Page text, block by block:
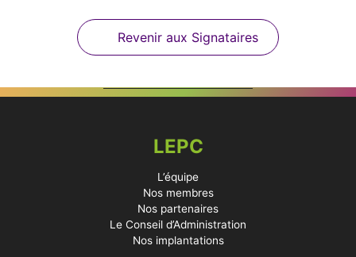
Revenir aux Signataires
LEPC
L’équipe
Nos membres
Nos partenaires
Le Conseil d’Administration
Nos implantations